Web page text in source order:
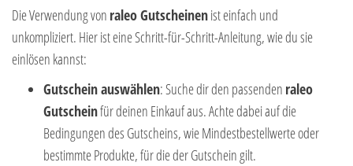
Die Verwendung von raleo Gutscheinenist einfach und
unkompliziert. Hier ist eine Schritt-für-Schritt-Anleitung, wie du sie
einlösen kannst:
Gutschein auswählen: Suche dir den passenden raleo
Gutscheinfür deinen Einkauf aus. Achte dabei auf die
Bedingungen des Gutscheins, wie Mindestbestellwerte oder
bestimmte Produkte, für die der Gutschein gilt.